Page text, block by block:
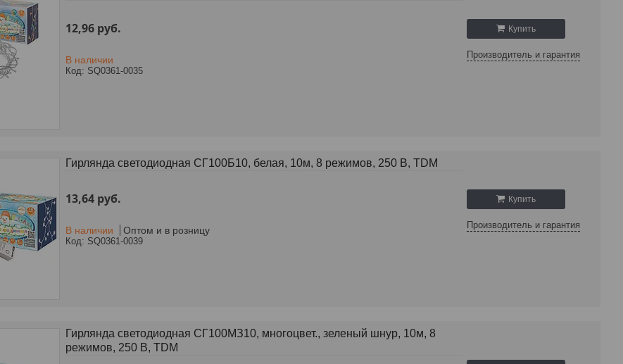
Купить
Производитель и гарантия
12,96 руб.
В наличии
SQ0361-0035
Купить
Производитель и гарантия
Гирлянда светодиодная СГ100Б10, белая, 10м, 8 режимов, 250 В, TDM
13,64 руб.
В наличии Оптом и в розницу
SQ0361-0039
Гирлянда светодиодная СГ100MЗ10, многоцвет., зеленый шнур, 10м, 8
режимов, 250 В, TDM